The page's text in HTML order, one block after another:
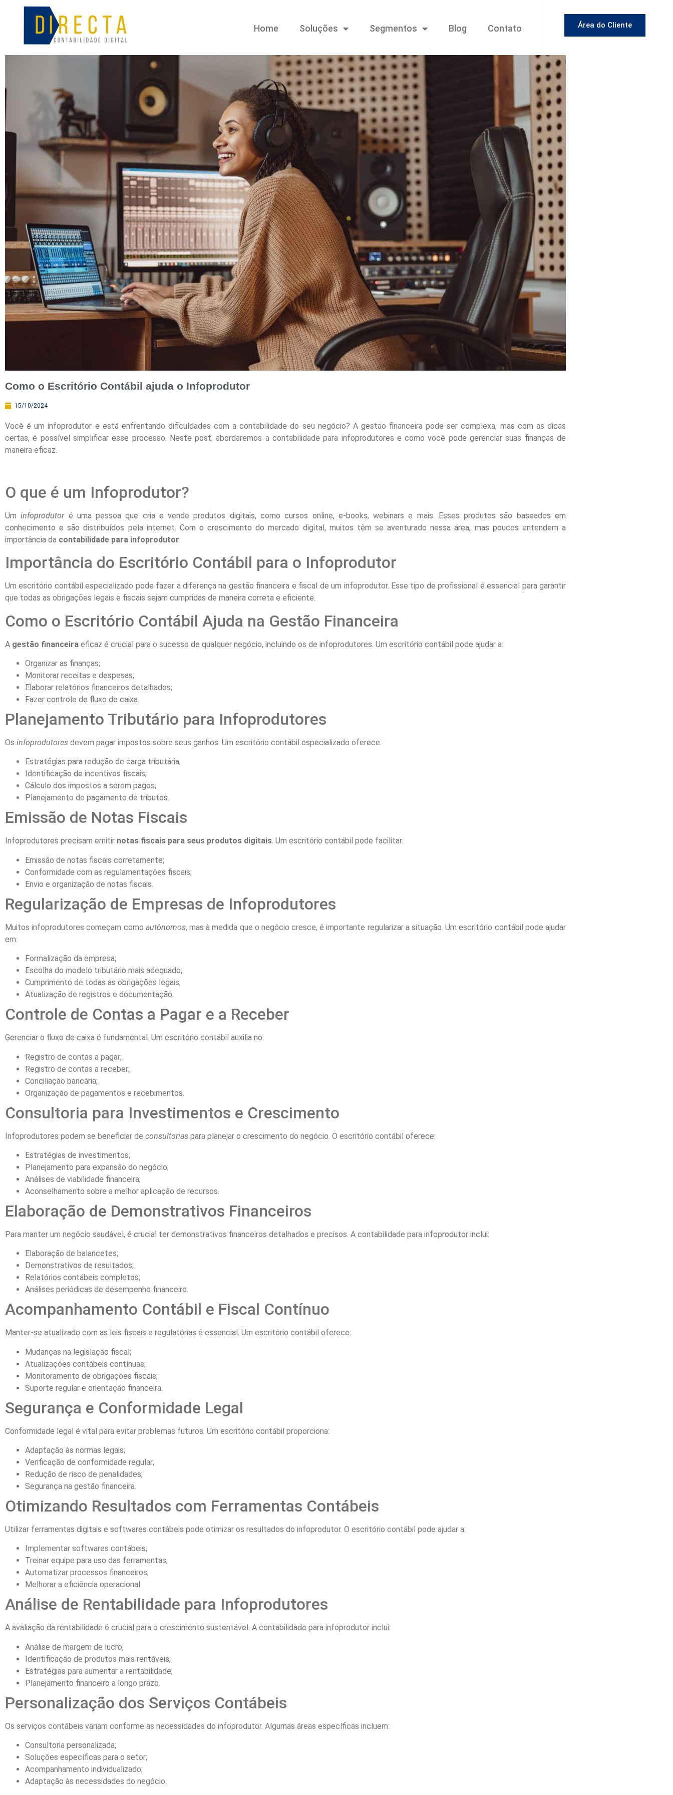
Home Soluções Segmentos Blog Contato Área do Cliente
Como o Escritório Contábil ajuda o Infoprodutor
15/10/2024
Você é um infoprodutor e está enfrentando dificuldades com a contabilidade do seu negócio? A gestão financeira pode ser complexa, mas com as dicas
certas, é possível simplificar esse processo. Neste post, abordaremos a contabilidade para infoprodutores e como você pode gerenciar suas finanças de
maneira eficaz.
O que é um Infoprodutor?
Uminfoprodutoré uma pessoa que cria e vende produtos digitais, como cursos online, e-books, webinars e mais. Esses produtos são baseados em
conhecimento e são distribuídos pela internet. Com o crescimento do mercado digital, muitos têm se aventurado nessa área, mas poucos entendem a
importância da contabilidade para infoprodutor
Importância do Escritório Contábil para o Infoprodutor
Um escritório contábil especializado pode fazer a diferença na gestão financeira e fiscal de um infoprodutor. Esse tipo de profissional é essencial para garantir
que todas as obrigações legais e fiscais sejam cumpridas de maneira correta e eficiente.
Como o Escritório Contábil Ajuda na Gestão Financeira
A gestão financeira eficaz é crucial para o sucesso de qualquer negócio, incluindo os de infoprodutores. Um escritório contábil pode ajudar a:
Organizar as finanças;
Monitorar receitas e despesas;
Elaborar relatórios financeiros detalhados;
Fazer controle de fluxo de caixa.
Planejamento Tributário para Infoprodutores
Os infoprodutores devem pagar impostos sobre seus ganhos. Um escritório contábil especializado oferece:
Estratégias para redução de carga tributária;
Identificação de incentivos fiscais;
Cálculo dos impostos a serem pagos;
Planejamento de pagamento de tributos.
Emissão de Notas Fiscais
Infoprodutores precisam emitir notas fiscais para seus produtos digitais. Um escritório contábil pode facilitar:
Emissão de notas fiscais corretamente;
Conformidade com as regulamentações fiscais;
Envio e organização de notas fiscais.
Regularização de Empresas de Infoprodutores
Muitos infoprodutores começam como autônomos, mas à medida que o negócio cresce, é importante regularizar a situação. Um escritório contábil pode ajudar
em:
Formalização da empresa;
Escolha do modelo tributário mais adequado;
Cumprimento de todas as obrigações legais;
Atualização de registros e documentação.
Controle de Contas a Pagar e a Receber
Gerenciar o fluxo de caixa é fundamental. Um escritório contábil auxilia no:
Registro de contas a pagar;
Registro de contas a receber;
Conciliação bancária;
Organização de pagamentos e recebimentos.
Consultoria para Investimentos e Crescimento
Infoprodutores podem se beneficiar de consultorias para planejar o crescimento do negócio. O escritório contábil oferece:
Estratégias de investimentos;
Planejamento para expansão do negócio;
Análises de viabilidade financeira;
Aconselhamento sobre a melhor aplicação de recursos.
Elaboração de Demonstrativos Financeiros
Para manter um negócio saudável, é crucial ter demonstrativos financeiros detalhados e precisos. A contabilidade para infoprodutor inclui:
Elaboração de balancetes;
Demonstrativos de resultados;
Relatórios contábeis completos;
Análises periódicas de desempenho financeiro.
Acompanhamento Contábil e Fiscal Contínuo
Manter-se atualizado com as leis fiscais e regulatórias é essencial. Um escritório contábil oferece:
Mudanças na legislação fiscal;
Atualizações contábeis contínuas;
Monitoramento de obrigações fiscais;
Suporte regular e orientação financeira.
Segurança e Conformidade Legal
Conformidade legal é vital para evitar problemas futuros. Um escritório contábil proporciona:
Adaptação às normas legais;
Verificação de conformidade regular;
Redução de risco de penalidades;
Segurança na gestão financeira.
Otimizando Resultados com Ferramentas Contábeis
Utilizar ferramentas digitais e softwares contábeis pode otimizar os resultados do infoprodutor. O escritório contábil pode ajudar a:
Implementar softwares contábeis;
Treinar equipe para uso das ferramentas;
Automatizar processos financeiros;
Melhorar a eficiência operacional.
Análise de Rentabilidade para Infoprodutores
A avaliação da rentabilidade é crucial para o crescimento sustentável. A contabilidade para infoprodutor inclui:
Análise de margem de lucro;
Identificação de produtos mais rentáveis;
Estratégias para aumentar a rentabilidade;
Planejamento financeiro a longo prazo.
Personalização dos Serviços Contábeis
Os serviços contábeis variam conforme as necessidades do infoprodutor. Algumas áreas específicas incluem:
Consultoria personalizada;
Soluções específicas para o setor;
Acompanhamento individualizado;
Adaptação às necessidades do negócio.